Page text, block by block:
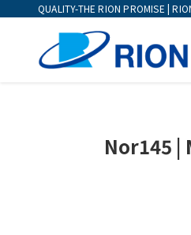
QUALITY-THE RION PROMISE |
Nor145 |